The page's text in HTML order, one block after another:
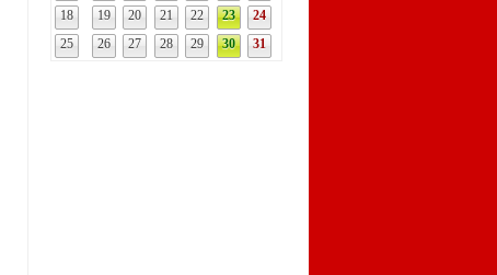
18
19 20 21 22 23
24
25
26 27 28 29 30 31